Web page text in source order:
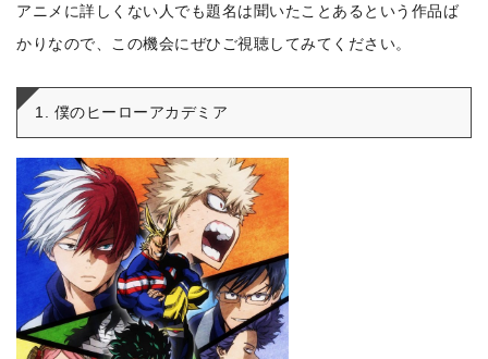
アニメに詳しくない人でも題名は聞いたことあるという作品ば
かりなので、この機会にぜひご視聴してみてください。
1. 僕のヒーローアカデミア